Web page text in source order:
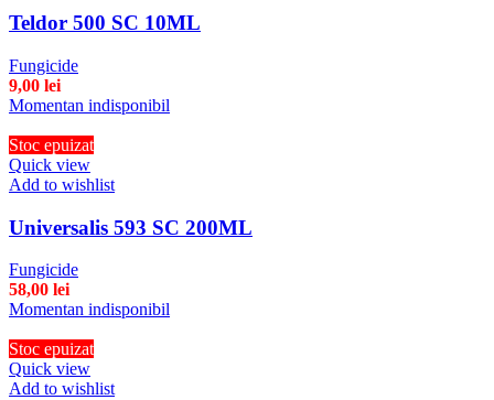
Teldor 500 SC 10ML
Fungicide
9,00 lei
Momentan indisponibil
Stoc epuizat
Quick view
Add to wishlist
Universalis 593 SC 200ML
Fungicide
58,00 lei
Momentan indisponibil
Stoc epuizat
Quick view
Add to wishlist